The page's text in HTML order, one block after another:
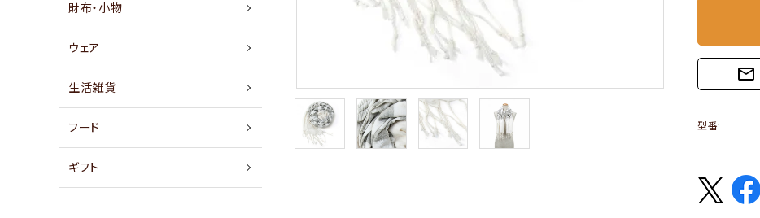
価格から探す
国から探す
私たちについて
財布・小物
ウェア
生活雑貨
フード
ギフト
mail_outline
型番: